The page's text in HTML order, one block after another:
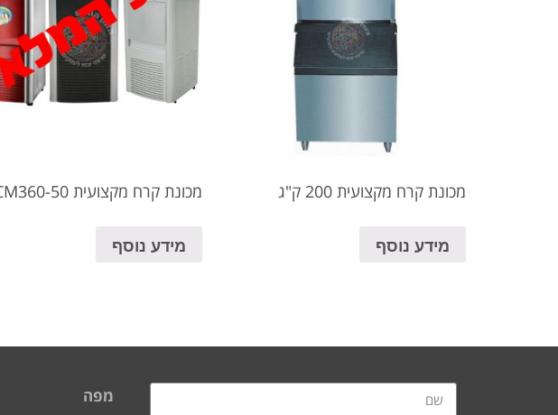
מכונת קרח מקצועית 200 ק"ג
מידע נוסף
מכונת קרח מקצועית ICM360-50
מידע נוסף
מפה